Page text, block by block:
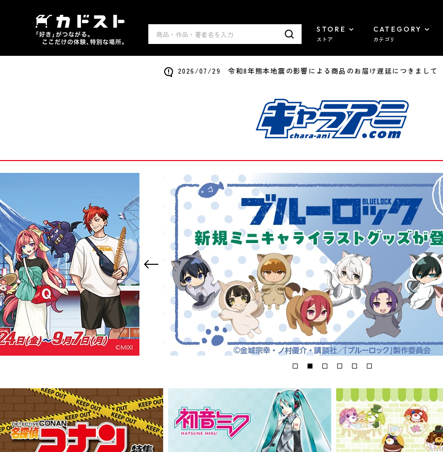
STORE
ストア
CATEGORY
カテゴリ
2026/07/29 令和8年熊本地震の影響による商品のお届け遅延につきまして